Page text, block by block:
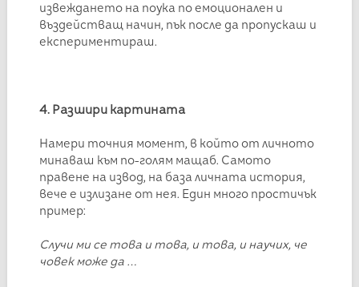
извеждането на поука по емоционален и
въздействащ начин, пък после да пропускаш и
експериментираш.
4. Разшири картината
Намери точния момент, в който от личното
минаваш към по-голям мащаб. Самото
правене на извод, на база личната история,
вече е излизане от нея. Един много простичък
пример:
Случи ми се това и това, и това, и научих, че
човек може да …